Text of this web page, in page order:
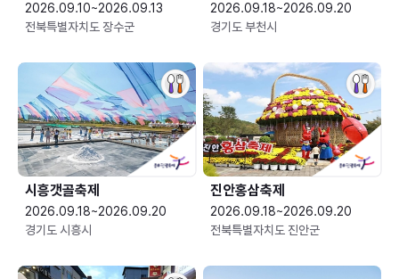
2026.09.10~2026.09.13
전북특별자치도 장수군
2026.09.18~2026.09.20
경기도 부천시
시흥갯골축제
2026.09.18~2026.09.20
경기도 시흥시
진안홍삼축제
2026.09.18~2026.09.20
전북특별자치도 진안군